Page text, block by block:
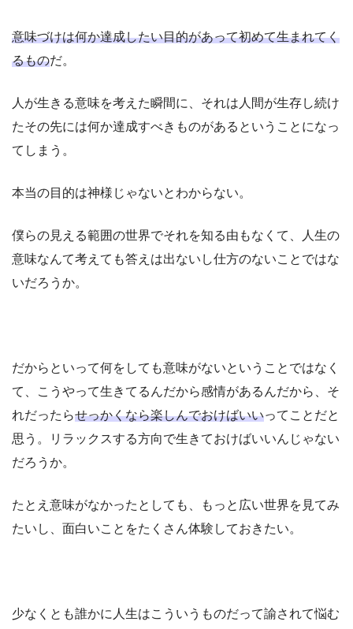
意味づけは何か達成したい目的があって初めて生まれてく
るものだ。
人が生きる意味を考えた瞬間に、それは人間が生存し続け
たその先には何か達成すべきものがあるということになっ
てしまう。
本当の目的は神様じゃないとわからない。
僕らの見える範囲の世界でそれを知る由もなくて、人生の
意味なんて考えても答えは出ないし仕方のないことではな
いだろうか。
だからといって何をしても意味がないということではなく
て、こうやって生きてるんだから感情があるんだから、そ
れだったらせっかくなら楽しんでおけばいいってことだと
思う。リラックスする方向で生きておけばいいんじゃない
だろうか。
たとえ意味がなかったとしても、もっと広い世界を見てみ
たいし、面白いことをたくさん体験しておきたい。
少なくとも誰かに人生はこういうものだって諭されて悩む